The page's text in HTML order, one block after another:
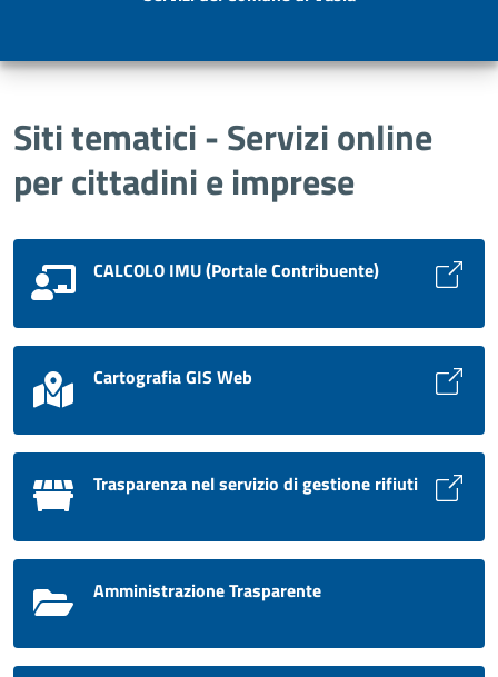
Siti tematici - Servizi online
per cittadini e imprese
CALCOLO IMU (Portale Contribuente)
Cartografia GIS Web
Trasparenza nel servizio di gestione rifiuti
Amministrazione Trasparente